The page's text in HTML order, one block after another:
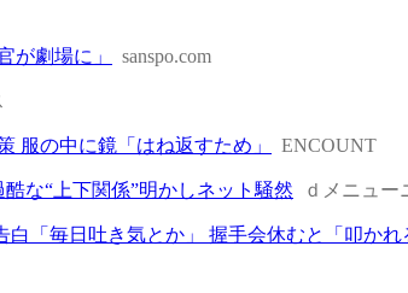
が劇場に」 sanspo.com
服の中に鏡「はね返すため」 ENCOUNT
な“上下関係”明かしネット騒然 ｄメニュー
「毎日吐き気とか」 握手会休むと「叩かれ